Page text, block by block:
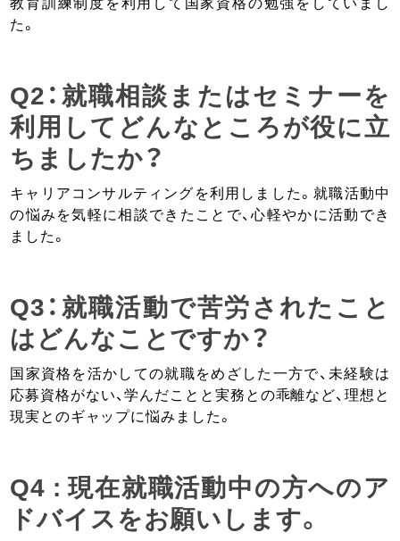
た。
Q2：就職相談またはセミナーを
利用してどんなところが役に立
ちましたか？
キャリアコンサルティングを利用しました。就職活動中
の悩みを気軽に相談できたことで、心軽やかに活動でき
ました。
Q3：就職活動で苦労されたこと
はどんなことですか？
国家資格を活かしての就職をめざした一方で、未経験は
応募資格がない、学んだことと実務との乖離など、理想と
現実とのギャップに悩みました。
Q4 : 現在就職活動中の方へのア
ドバイスをお願いします。